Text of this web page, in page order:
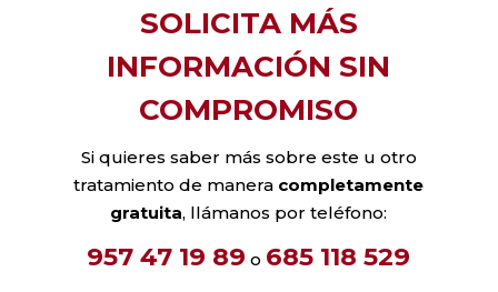
SOLICITA MÁS
INFORMACIÓN SIN
COMPROMISO
Si quieres saber más sobre este u otro
tratamiento de manera completamente
gratuita, llámanos por teléfono:
957 47 19 89 o 685 118 529